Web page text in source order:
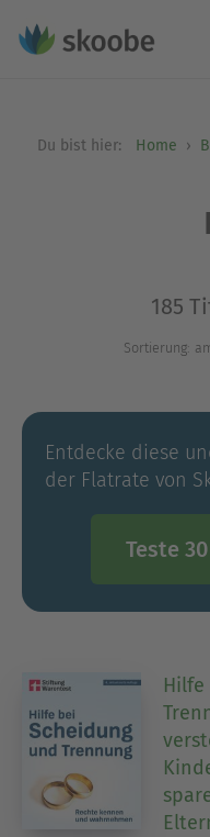
Du bist hier: Home
185
Sortierung:
Entdecke diese
der Flatrate von
Teste
Hilfe